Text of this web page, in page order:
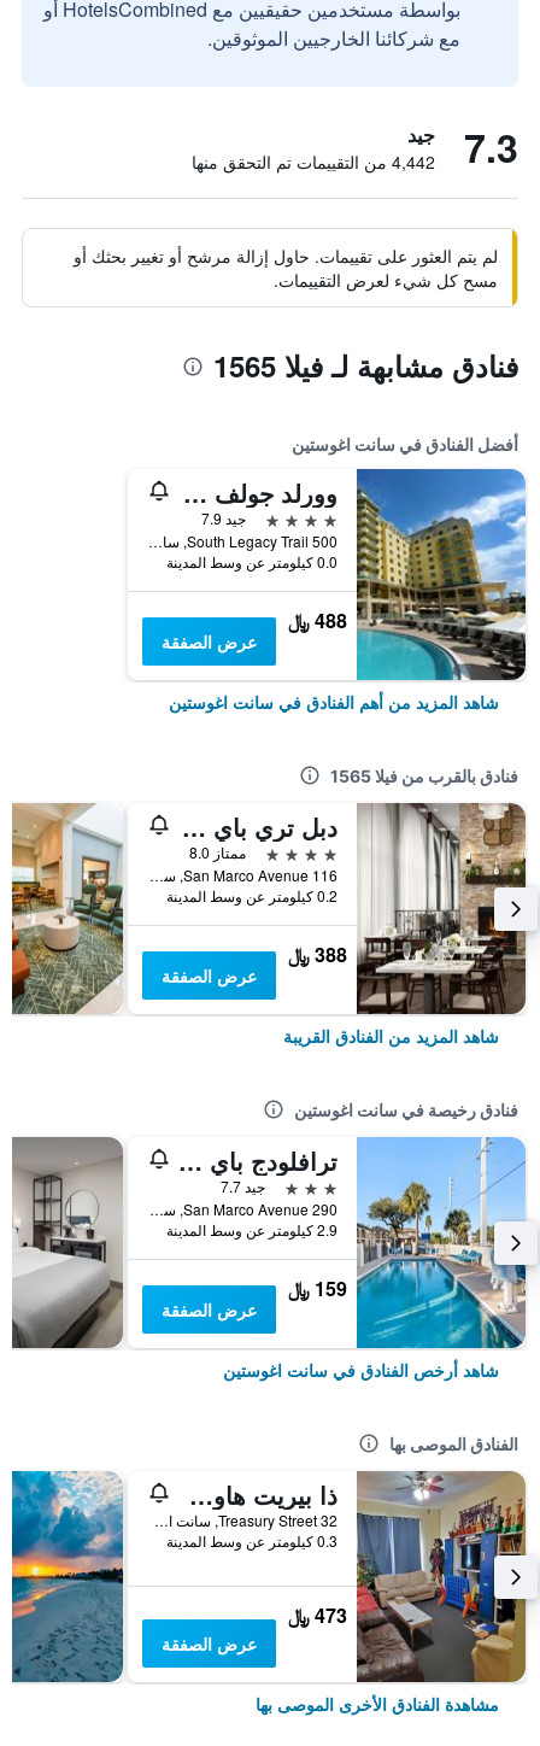
بواسطة مستخدمين حقيقيين مع HotelsCombined أو
مع شركائنا الخارجيين الموثوقين.
7.3 جيد
4,442 من التقييمات تم التحقق منها
لم يتم العثور على تقييمات. حاول إزالة مرشح أو تغيير بحثك أو
مسح كل شيء لعرض التقييمات.
فنادق مشابهة لـ فيلا 1565
أفضل الفنادق في سانت اغوستين
وورلد جولف فيليدج رينايسانس سانت أوجاستين ريزورت
4 نجوم
جيد 7.9
500 South Legacy Trail, سانت اغوستين, FL, الولايات المتحدة الأميريكية
0.0 كيلومتر عن وسط المدينة
488 ﷼
عرض الصفقة
شاهد المزيد من أهم الفنادق في سانت اغوستين
فنادق بالقرب من فيلا 1565
دبل تري باي هيلتون سانت أوجاستين هيستوريك ديستريكت
4 نجوم
ممتاز 8.0
116 San Marco Avenue, سانت اغوستين, FL, الولايات المتحدة الأميريكية
0.2 كيلومتر عن وسط المدينة
388 ﷼
عرض الصفقة
شاهد المزيد من الفنادق القريبة
فنادق رخيصة في سانت اغوستين
ترافلودج باي ويندام هوتل آند كوتيدجز سانت أوجاستين/هيستوريك
3 نجوم
جيد 7.7
290 San Marco Avenue, سانت اغوستين, FL, الولايات المتحدة الأميريكية
2.9 كيلومتر عن وسط المدينة
159 ﷼
عرض الصفقة
شاهد أرخص الفنادق في سانت اغوستين
الفنادق الموصى بها
ذا بيريت هاوس إن
32 Treasury Street, سانت اغوستين, FL, الولايات المتحدة الأميريكية
0.3 كيلومتر عن وسط المدينة
473 ﷼
عرض الصفقة
مشاهدة الفنادق الأخرى الموصى بها